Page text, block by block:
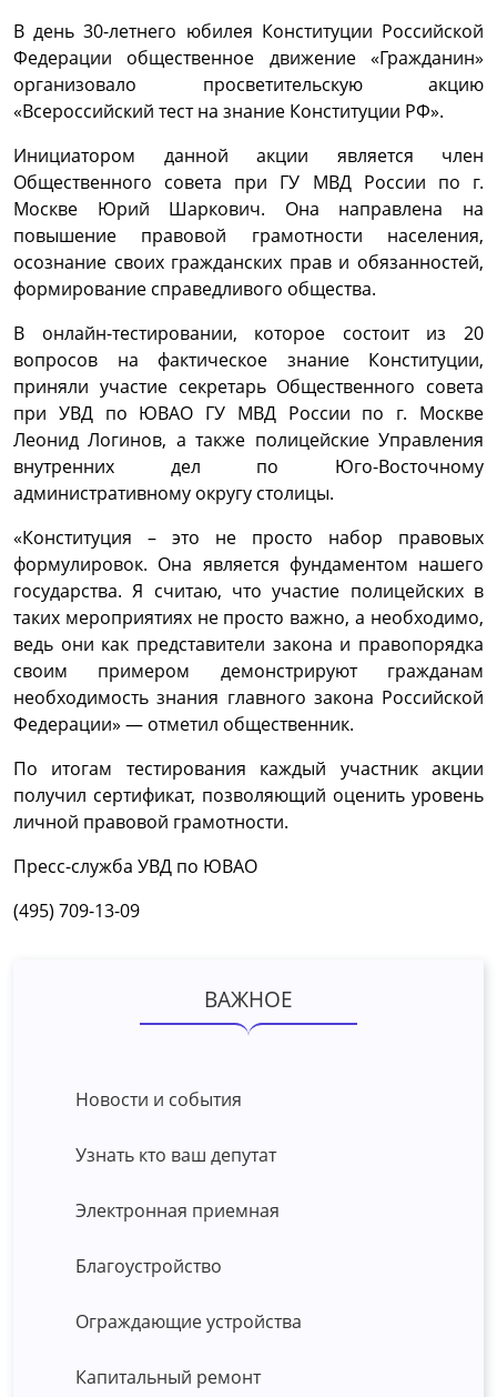
В день 30-летнего юбилея Конституции Российской
Федерации общественное движение «Гражданин»
организовало просветительскую акцию
«Всероссийский тест на знание Конституции РФ».
Инициатором данной акции является член
Общественного совета при ГУ МВД России по г.
Москве Юрий Шаркович. Она направлена на
повышение правовой грамотности населения,
осознание своих гражданских прав и обязанностей,
формирование справедливого общества.
В онлайн-тестировании, которое состоит из 20
вопросов на фактическое знание Конституции,
приняли участие секретарь Общественного совета
при УВД по ЮВАО ГУ МВД России по г. Москве
Леонид Логинов, а также полицейские Управления
внутренних дел по Юго-Восточному
административному округу столицы.
«Конституция – это не просто набор правовых
формулировок. Она является фундаментом нашего
государства. Я считаю, что участие полицейских в
таких мероприятиях не просто важно, а необходимо,
ведь они как представители закона и правопорядка
своим примером демонстрируют гражданам
необходимость знания главного закона Российской
Федерации» — отметил общественник.
По итогам тестирования каждый участник акции
получил сертификат, позволяющий оценить уровень
личной правовой грамотности.
Пресс-служба УВД по ЮВАО
(495) 709-13-09
ВАЖНОЕ
Новости и события
Узнать кто ваш депутат
Электронная приемная
Благоустройство
Ограждающие устройства
Капитальный ремонт